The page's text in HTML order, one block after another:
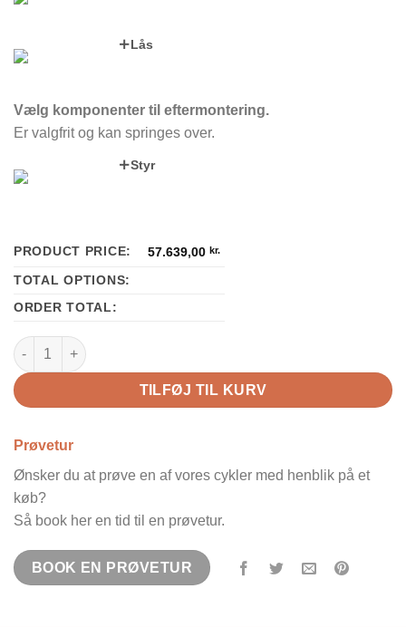
Lås
Vælg komponenter til eftermontering.
Er valgfrit og kan springes over.
Styr
PRODUCT PRICE: 57.639,00kr.
TOTAL OPTIONS:
ORDER TOTAL:
Stromer ST3 Sport antal
TILFØJ TIL KURV
Prøvetur
Ønsker du at prøve en af vores cykler med henblik på et
køb?
Så book her en tid til en prøvetur.
BOOK EN PRØVETUR